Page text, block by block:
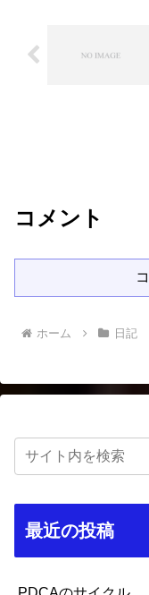
コメント
ホーム 日記
最近の投稿